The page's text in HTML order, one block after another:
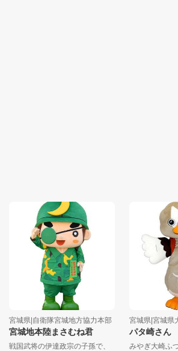
宮城県|自衛隊宮城地方協力本部
宮城地本陸まさむね君
戦国武将の伊達政宗の子孫で、
宮城県|宮
パタ崎さ
みやぎ大